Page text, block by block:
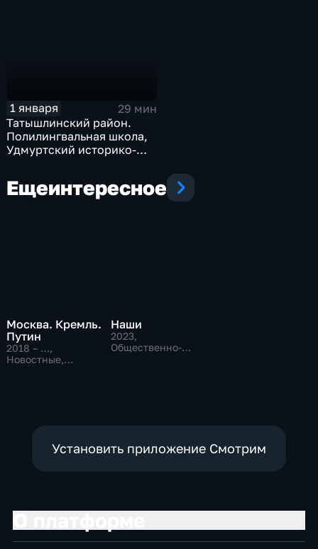
1 января
29 мин
Татышлинский район.
Полилингвальная школа,
Удмуртский историко-
Ещеинтересное
Москва. Кремль.
Путин
2018 – …,
Новостные,
Наши
2023,
Общественно-
Установить приложение Смотрим